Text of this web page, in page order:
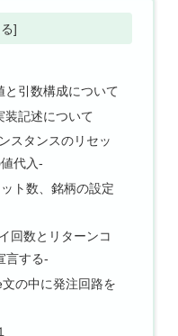
引数構成について
装記述について
スタンスのリセッ
代入-
ト数、銘柄の設定
回数とリターンコ
言する-
の中に発注回路を